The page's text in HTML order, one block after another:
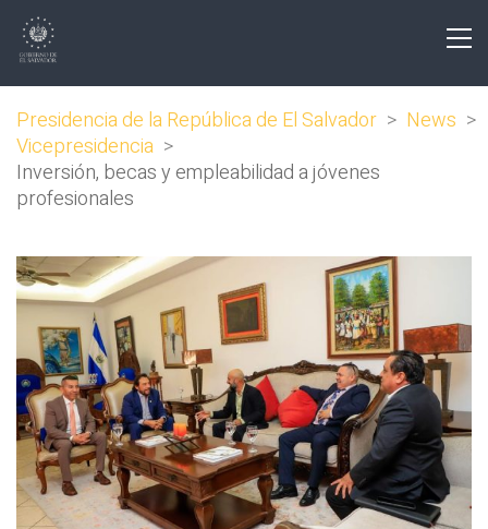
Presidencia de la República de El Salvador > News >
Vicepresidencia >
Inversión, becas y empleabilidad a jóvenes
profesionales